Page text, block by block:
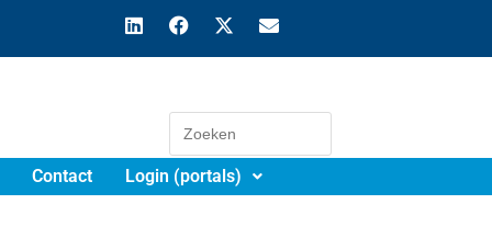
Contact Login (portals)